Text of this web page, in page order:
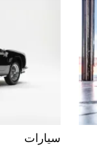
سيارات